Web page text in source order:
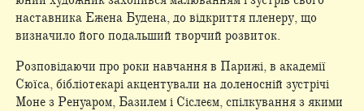
наставника Ежена Будена, до відкриття пленеру, що
визначило його подальший творчий розвиток.
Розповідаючи про роки навчання в Парижі, в академії
Сюїса, бібліотекарі акцентували на доленосній зустрічі
Моне з Ренуаром, Базилем і Сіслеєм, спілкування з якими